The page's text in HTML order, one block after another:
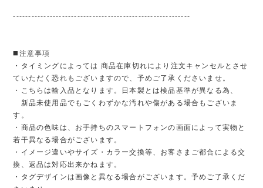
----------------------------------------------------------
◼️注意事項
・タイミングによっては 商品在庫切れにより注文キャンセルとさせ
ていただく恐れもございますので、予めご了承くださいませ。
・こちらは輸入品となります。日本製とは検品基準が異なる為、
新品未使用品でもごくわずかな汚れや傷がある場合もございま
す。
・商品の色味は、お手持ちのスマートフォンの画面によって実物と
若干異なる場合がございます。
・イメージ違いやサイズ・カラー交換等、お客さまご都合による交
換、返品は対応出来かねます。
・タグデザインは画像と異なる場合がございます。予めご了承くだ